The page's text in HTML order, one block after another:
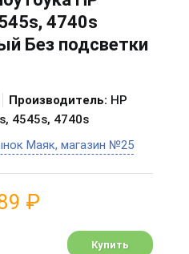
4740s
Без подсветки
Производитель: HP
4545s, 4740s
Маяк, магазин №25
₽